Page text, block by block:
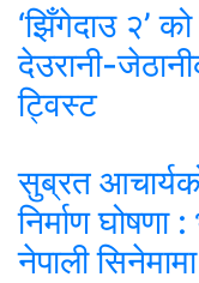
‘झिँगेदाउ २’
देउरानी-
ट्विस्ट
सुब्रत
निर्माण
नेपाली